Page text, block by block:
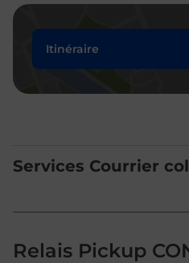
Itinéraire
Services Courrier
Relais Pickup